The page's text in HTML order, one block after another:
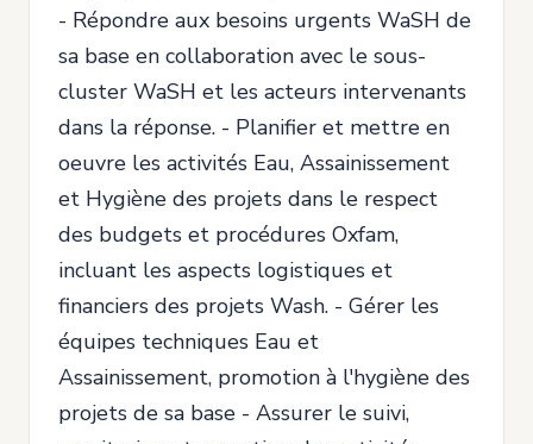
- Répondre aux besoins urgents WaSH de
sa base en collaboration avec le sous-
cluster WaSH et les acteurs intervenants
dans la réponse. - Planifier et mettre en
oeuvre les activités Eau, Assainissement
et Hygiène des projets dans le respect
des budgets et procédures Oxfam,
incluant les aspects logistiques et
financiers des projets Wash. - Gérer les
équipes techniques Eau et
Assainissement, promotion à l'hygiène des
projets de sa base - Assurer le suivi,